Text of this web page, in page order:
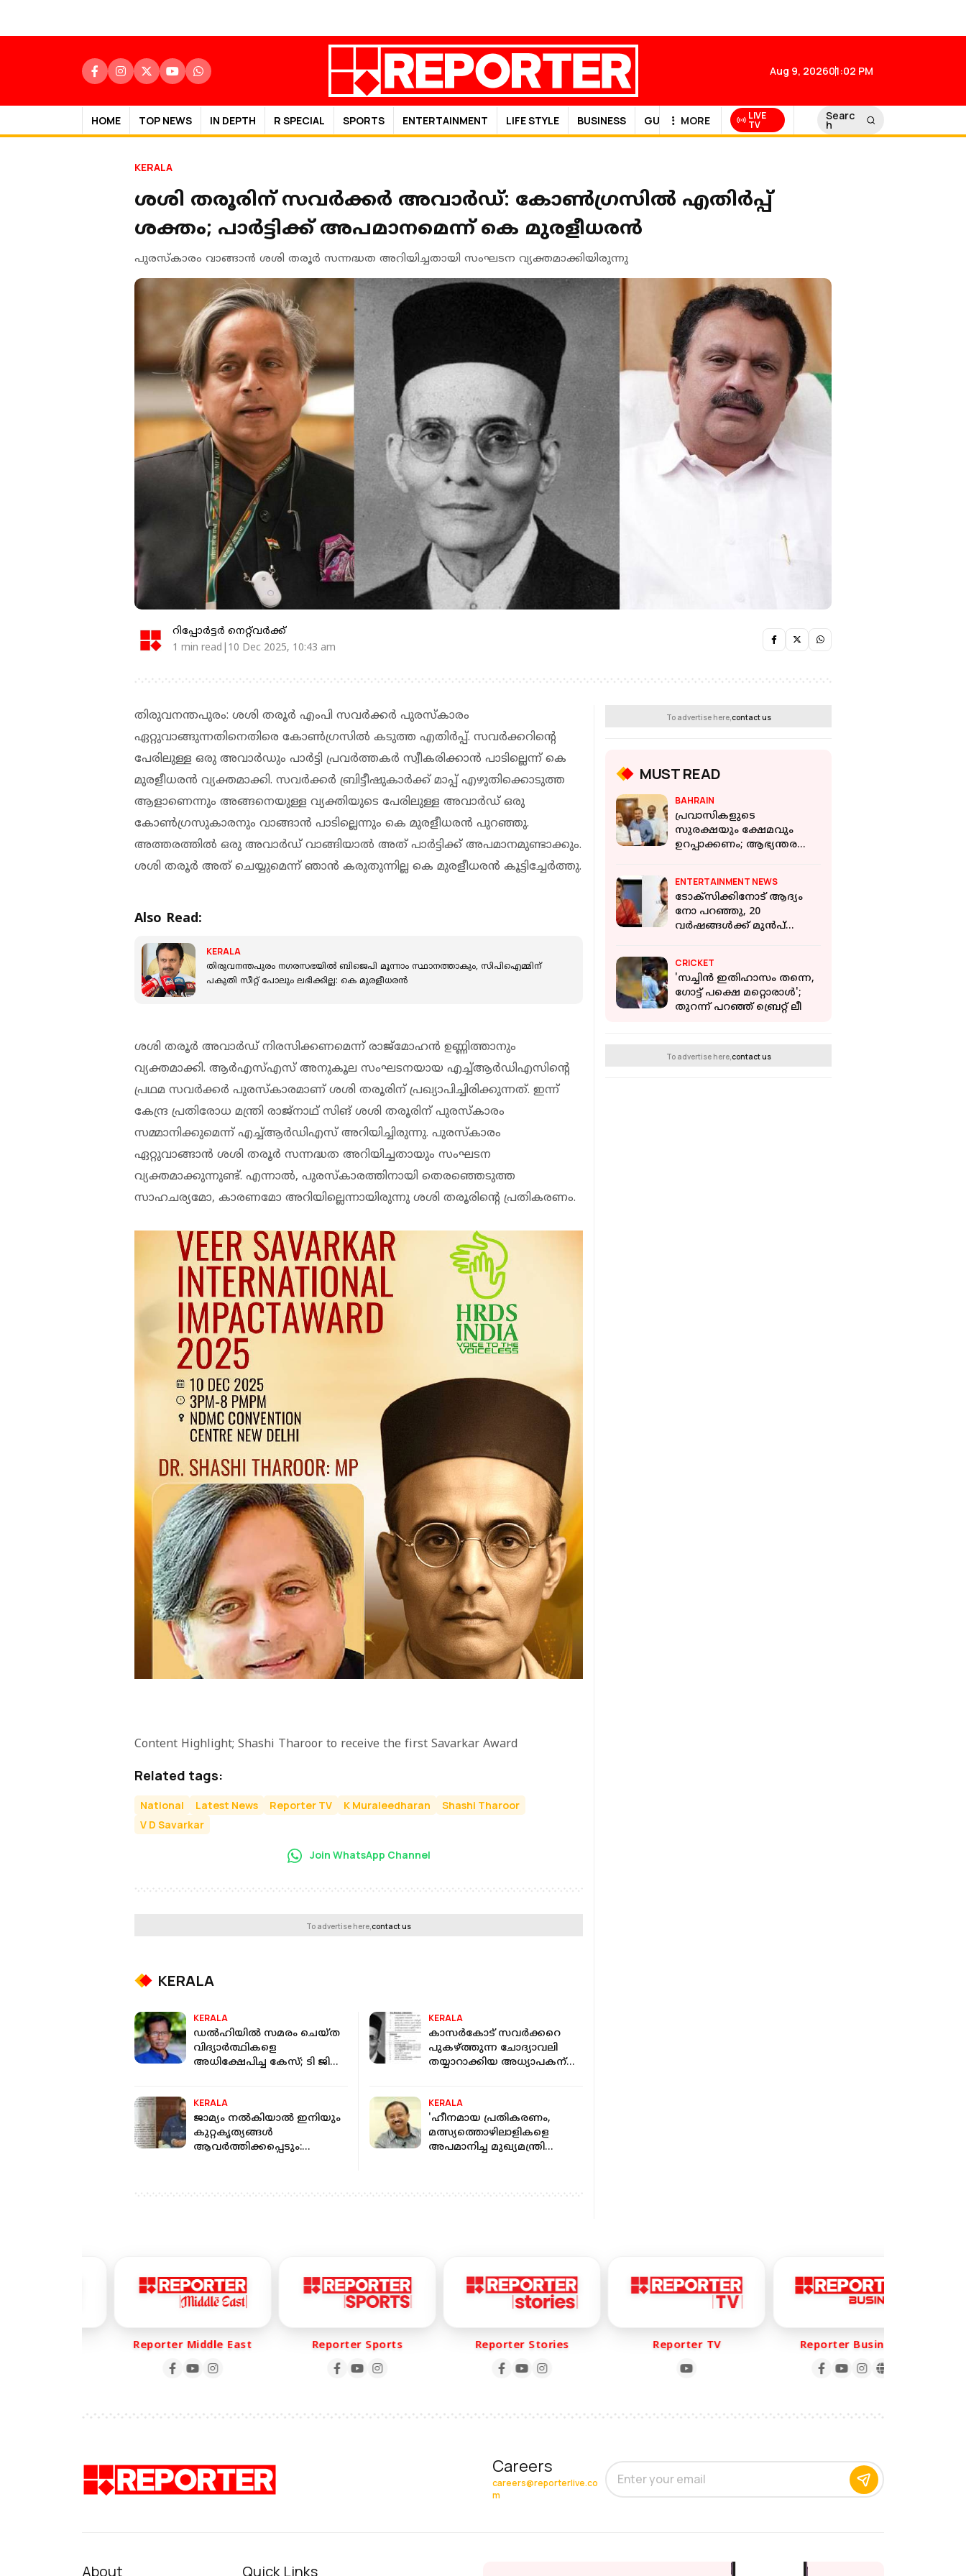
Aug 9, 202601:02 PM
HOME TOP NEWS IN DEPTH R SPECIAL SPORTS ENTERTAINMENT LIFE STYLE BUSINESS GULF NEWS
MORE LIVE
TV
Searc
h
KERALA
ശശി തരൂരിന് സവർക്കർ അവാർഡ്: കോണ്‍ഗ്രസില്‍ എതിർപ്പ്
ശക്തം; പാർട്ടിക്ക് അപമാനമെന്ന് കെ മുരളീധരൻ
പുരസ്‌കാരം വാങ്ങാന്‍ ശശി തരൂര്‍ സന്നദ്ധത അറിയിച്ചതായി സംഘടന വ്യക്തമാക്കിയിരുന്നു
റിപ്പോർട്ടർ നെറ്റ്‌വര്‍ക്ക്‌
1 min read|10 Dec 2025, 10:43 am
തിരുവനന്തപുരം: ശശി തരൂർ എംപി സവർക്കർ പുരസ്കാരം
ഏറ്റുവാങ്ങുന്നതിനെതിരെ കോണ്‍ഗ്രസില്‍ കടുത്ത എതിർപ്പ്. സവര്‍ക്കറിന്റെ
പേരിലുള്ള ഒരു അവാര്‍ഡും പാര്‍ട്ടി പ്രവർത്തകർ സ്വീകരിക്കാന്‍ പാടില്ലെന്ന് കെ
മുരളീധരന്‍ വ്യക്തമാക്കി. സവര്‍ക്കര്‍ ബ്രിട്ടീഷുകാര്‍ക്ക് മാപ്പ് എഴുതിക്കൊടുത്ത
ആളാണെന്നും അങ്ങനെയുള്ള വ്യക്തിയുടെ പേരിലുള്ള അവാർഡ് ഒരു
കോണ്‍ഗ്രസുകാരനും വാങ്ങാന്‍ പാടില്ലെന്നും കെ മുരളീധരൻ പുറഞ്ഞു.
അത്തരത്തിൽ ഒരു അവാർഡ് വാങ്ങിയാൽ അത് പാര്‍ട്ടിക്ക് അപമാനമുണ്ടാക്കും.
ശശി തരൂര്‍ അത് ചെയ്യുമെന്ന് ഞാന്‍ കരുതുന്നില്ല കെ മുരളീധരൻ കൂട്ടിച്ചേർത്തു.
Also Read:
KERALA
തിരുവനന്തപുരം നഗരസഭയില്‍ ബിജെപി മൂന്നാം സ്ഥാനത്താകും, സിപിഐമ്മിന്
പകുതി സീറ്റ് പോലും ലഭിക്കില്ല: കെ മുരളീധരന്‍
ശശി തരൂർ അവാർഡ് നിരസിക്കണമെന്ന് രാജ്മോഹന്‍ ഉണ്ണിത്താനും
വ്യക്തമാക്കി. ആര്‍എസ്എസ് അനുകൂല സംഘടനയായ എച്ച്ആര്‍ഡിഎസിന്റെ
പ്രഥമ സവര്‍ക്കര്‍ പുരസ്‌കാരമാണ് ശശി തരൂരിന് പ്രഖ്യാപിച്ചിരിക്കുന്നത്. ഇന്ന്
കേന്ദ്ര പ്രതിരോധ മന്ത്രി രാജ്‌നാഥ് സിങ് ശശി തരൂരിന് പുരസ്‌കാരം
സമ്മാനിക്കുമെന്ന് എച്ച്ആര്‍ഡിഎസ് അറിയിച്ചിരുന്നു. പുരസ്‌കാരം
ഏറ്റുവാങ്ങാന്‍ ശശി തരൂര്‍ സന്നദ്ധത അറിയിച്ചതായും സംഘടന
വ്യക്തമാക്കുന്നുണ്ട്. എന്നാല്‍, പുരസ്‌കാരത്തിനായി തെരഞ്ഞെടുത്ത
സാഹചര്യമോ, കാരണമോ അറിയില്ലെന്നായിരുന്നു ശശി തരൂരിന്റെ പ്രതികരണം.
Content Highlight; Shashi Tharoor to receive the first Savarkar Award
Related tags:
National Latest News Reporter TV K Muraleedharan
Shashi Tharoor
V D Savarkar
Join WhatsApp Channel
To advertise here,contact us
KERALA
KERALA
ഡല്‍ഹിയില്‍ സമരം ചെയ്ത
വിദ്യാര്‍ത്ഥികളെ
അധിക്ഷേപിച്ച കേസ്; ടി ജി
KERALA
കാസര്‍കോട് സവര്‍ക്കറെ
പുകഴ്ത്തുന്ന ചോദ്യാവലി
തയ്യാറാക്കിയ അധ്യാപകന്
KERALA
ജാമ്യം നൽകിയാൽ ഇനിയും
കുറ്റകൃത്യങ്ങൾ
ആവർത്തിക്കപ്പെടും:
റിപ്പോർട്ടറിന്
KERALA
'ഹീനമായ പ്രതികരണം,
മത്സ്യത്തൊഴിലാളികളെ
അപമാനിച്ച മുഖ്യമന്ത്രി
To advertise here, contact us
MUST READ
BAHRAIN
പ്രവാസികളുടെ
സുരക്ഷയും ക്ഷേമവും
ഉറപ്പാക്കണം; ആഭ്യന്തര
ENTERTAINMENT NEWS
ടോക്സിക്കിനോട് ആദ്യം
നോ പറഞ്ഞു, 20
വർഷങ്ങൾക്ക് മുൻപ്
നയൻ‌താര
CRICKET
'സച്ചിൻ ഇതിഹാസം തന്നെ,
ഗോട്ട് പക്ഷെ മറ്റൊരാൾ';
തുറന്ന് പറഞ്ഞ് ബ്രെറ്റ് ലീ
To advertise here, contact us
Reporter Middle East Reporter Sports Reporter Stories Reporter TV Reporter Business
Careers
careers@reporterlive.co
m
About Quick Links